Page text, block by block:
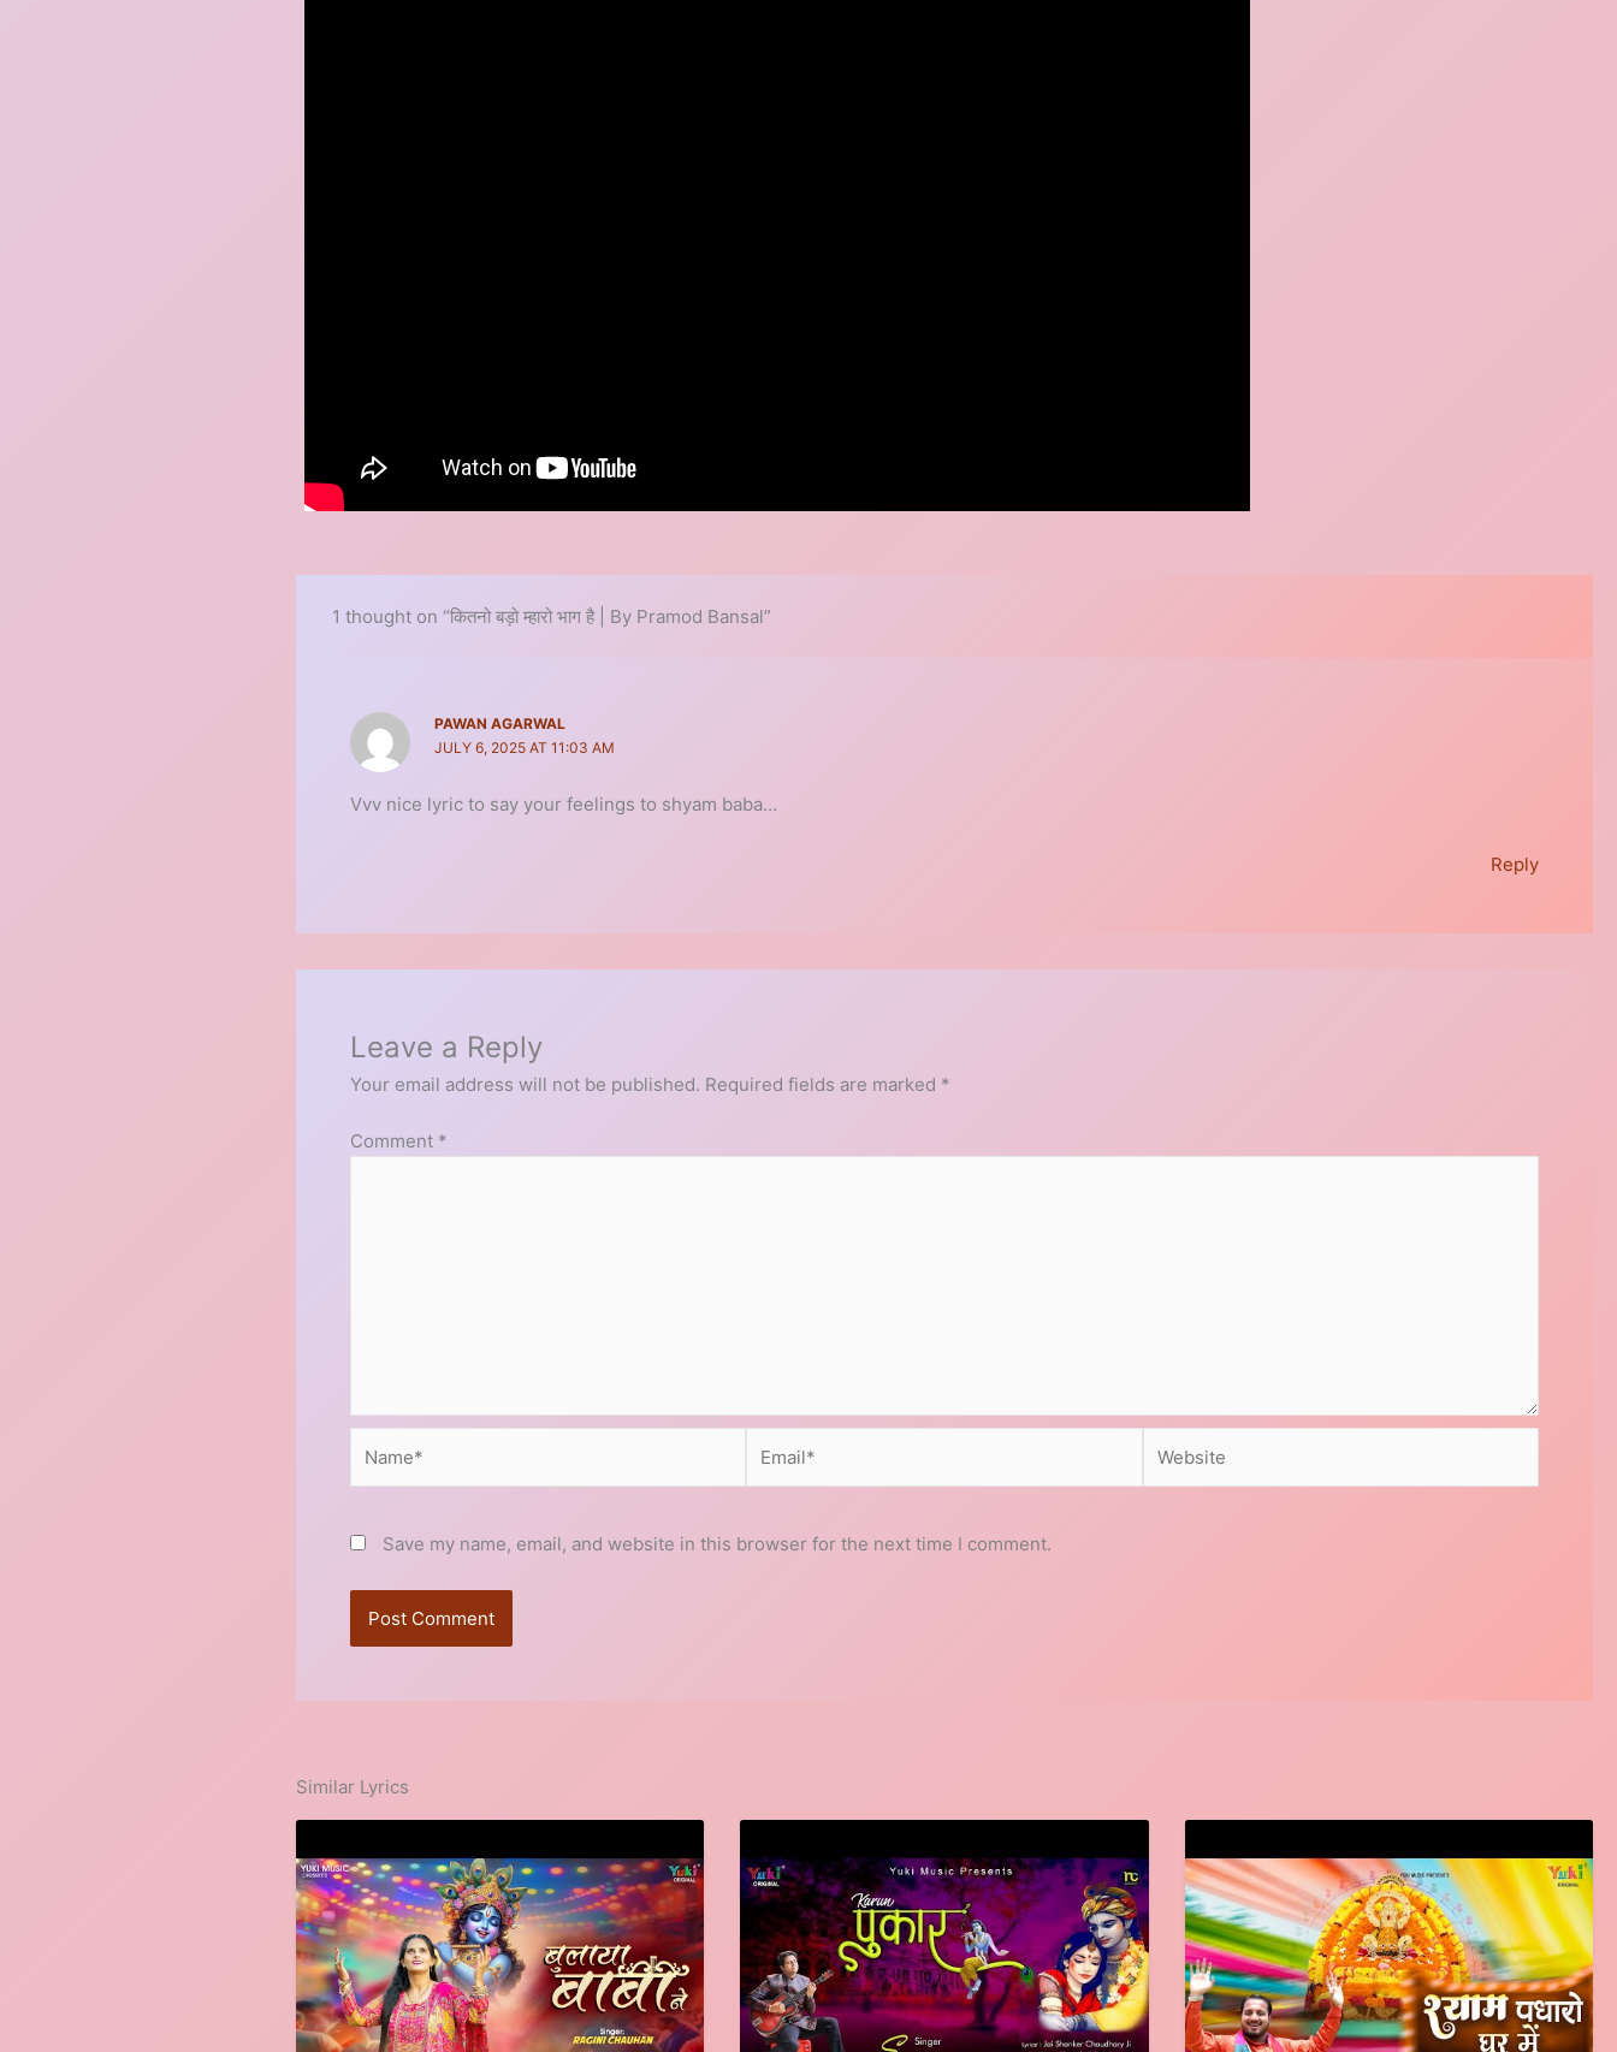
1 thought on “कितनो बड़ो म्हारो भाग है | By Pramod Bansal”
PAWAN AGARWAL
JULY 6, 2025 AT 11:03 AM
Vvv nice lyric to say your feelings to shyam baba…
Reply
Leave a Reply
Your email address will not be published. Required fields are marked *
Comment *
Save my name, email, and website in this browser for the next time I comment.
Similar Lyrics